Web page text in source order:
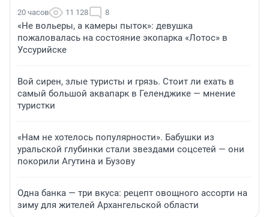
20 часов 11 128 8
«Не вольеры, а камеры пыток»: девушка
пожаловалась на состояние экопарка «Лотос» в
Уссурийске
Вой сирен, злые туристы и грязь. Стоит ли ехать в
самый большой аквапарк в Геленджике — мнение
туристки
«Нам не хотелось популярности». Бабушки из
уральской глубинки стали звездами соцсетей — они
покорили Агутина и Бузову
Одна банка — три вкуса: рецепт овощного ассорти на
зиму для жителей Архангельской области